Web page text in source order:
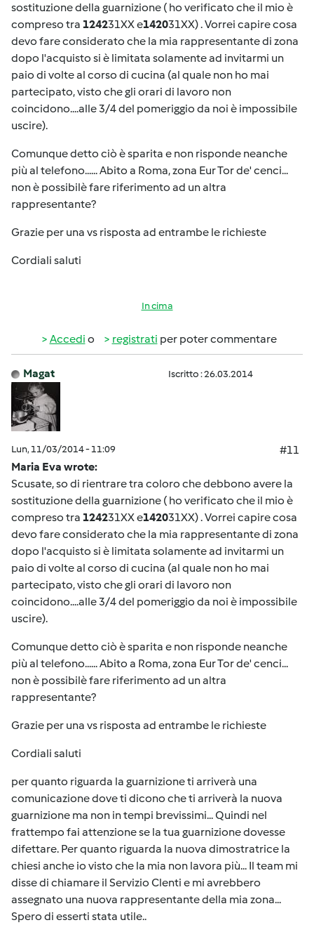
sostituzione della guarnizione ( ho verificato che il mio è
compreso tra 124231XX e142031XX) . Vorrei capire cosa
devo fare considerato che la mia rappresentante di zona
dopo l'acquisto si è limitata solamente ad invitarmi un
paio di volte al corso di cucina (al quale non ho mai
partecipato, visto che gli orari di lavoro non
coincidono....alle 3/4 del pomeriggio da noi è impossibile
uscire).
Comunque detto ciò è sparita e non risponde neanche
più al telefono...... Abito a Roma, zona Eur Tor de' cenci...
non è possibilè fare riferimento ad un altra
rappresentante?
Grazie per una vs risposta ad entrambe le richieste
Cordiali saluti
In cima
Accedi o registrati per poter commentare
Magat Iscritto : 26.03.2014
Lun, 11/03/2014 - 11:09
#11
Maria Eva wrote:
Scusate, so di rientrare tra coloro che debbono avere la
sostituzione della guarnizione ( ho verificato che il mio è
compreso tra 124231XX e142031XX) . Vorrei capire cosa
devo fare considerato che la mia rappresentante di zona
dopo l'acquisto si è limitata solamente ad invitarmi un
paio di volte al corso di cucina (al quale non ho mai
partecipato, visto che gli orari di lavoro non
coincidono....alle 3/4 del pomeriggio da noi è impossibile
uscire).
Comunque detto ciò è sparita e non risponde neanche
più al telefono...... Abito a Roma, zona Eur Tor de' cenci...
non è possibilè fare riferimento ad un altra
rappresentante?
Grazie per una vs risposta ad entrambe le richieste
Cordiali saluti
per quanto riguarda la guarnizione ti arriverà una
comunicazione dove ti dicono che ti arriverà la nuova
guarnizione ma non in tempi brevissimi... Quindi nel
frattempo fai attenzione se la tua guarnizione dovesse
difettare. Per quanto riguarda la nuova dimostratrice la
chiesi anche io visto che la mia non lavora più... Il team mi
disse di chiamare il Servizio Clenti e mi avrebbero
assegnato una nuova rappresentante della mia zona...
Spero di esserti stata utile..